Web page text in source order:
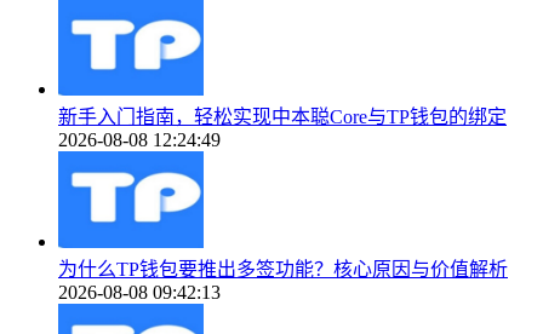
新手入门指南，轻松实现中本聪Core与TP钱包的绑定
2026-08-08 12:24:49
为什么TP钱包要推出多签功能？核心原因与价值解析
2026-08-08 09:42:13